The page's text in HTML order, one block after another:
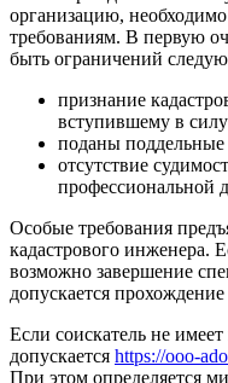
организацию,
требованиям. В первую
быть ограничений
признание
вступившему в
поданы
отсутствие
профессиональной
Особые требования
кадастрового инженера.
возможно завершение
допускается
Если соискатель не
допускается https://ooo-
При этом определяется